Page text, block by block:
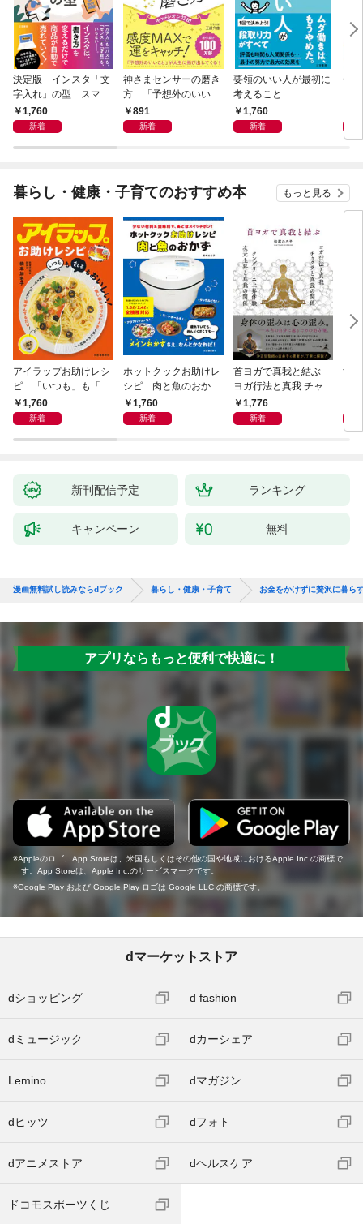
決定版 インスタ「文
字入れ」の型 スマホ
１画面で心をつかむ
「言葉のテンプレー
1,760
新着
神さまセンサーの磨き
方 「予想外のいいこ
と」が人生に飛び出し
てくる！
891
新着
要領のいい人が最初に
考えること
1,760
新着
体
暮らし・健康・子育てのおすすめ本 もっと見る
アイラップお助けレシ
ピ 「いつも」も「も
しも」もおいしい！
1,760
新着
ホットクックお助けレ
シピ 肉と魚のおか
ず 少ない材料＆調味
料で、あとはスイッチ
1,760
新着
首ヨガで真我と結ぶ
ヨガ行法と真我 チャク
ラと真我の関係 クンダ
リーニ上昇体験 次元上
1,776
新着
す
新刊配信予定 ランキング
キャンペーン 無料
漫画無料試し読みならdブック 暮らし・健康・子育て お金をかけずに贅沢に暮ら
アプリならもっと便利で快適に！
Appleのロゴ、App Storeは、米国もしくはその他の国や地域におけるApple Inc.の商標で
す。App Storeは、Apple Inc.のサービスマークです。
Google Play および Google Play ロゴは Google LLC の商標です。
dマーケットストア
dショッピング d fashion
dミュージック dカーシェア
Lemino dマガジン
dヒッツ dフォト
dアニメストア dヘルスケア
ドコモスポーツくじ